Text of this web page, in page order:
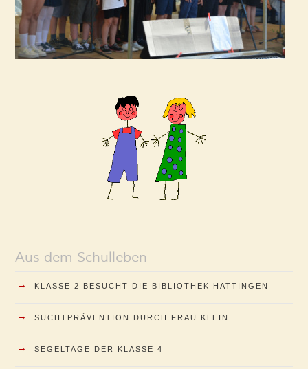
Aus dem Schulleben
→ KLASSE 2 BESUCHT DIE BIBLIOTHEK HATTINGEN
→ SUCHTPRÄVENTION DURCH FRAU KLEIN
→ SEGELTAGE DER KLASSE 4